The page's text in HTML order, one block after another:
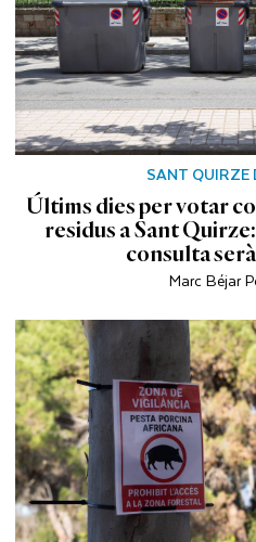
SANT QUIRZE
Últims dies per votar
residus a Sant
consulta
Marc Béjar